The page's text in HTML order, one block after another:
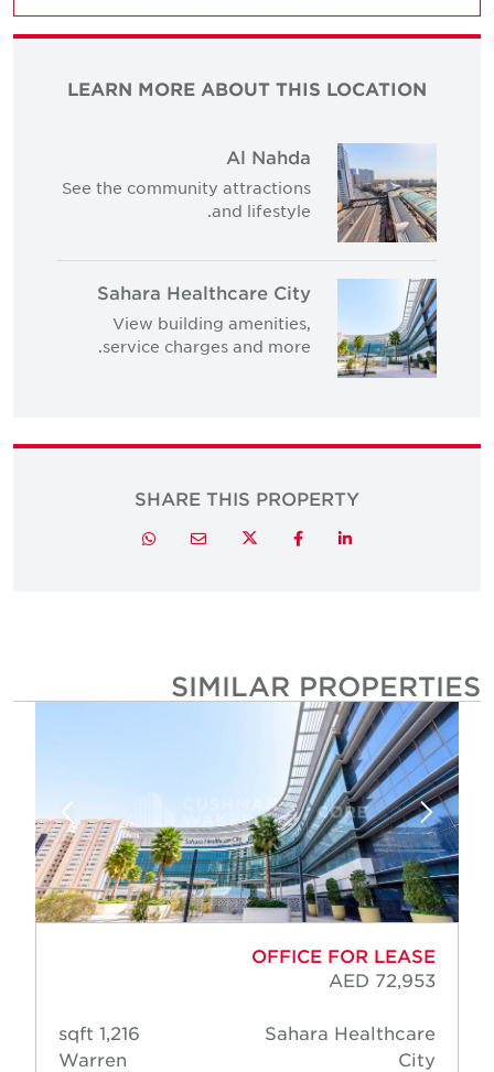
LEARN MORE ABOUT THIS LOCATION
Al Nahda
See the community attractions
and lifestyle.
Sahara Healthcare City
View building amenities,
service charges and more.
SHARE THIS PROPERTY
LinkedIn
Facebook
Twitter
Email
Whatsapp
SIMILAR PROPERTIES
OFFICE FOR LEASE
AED 72,953
Sahara Healthcare
City
1,216 sqft
Warren